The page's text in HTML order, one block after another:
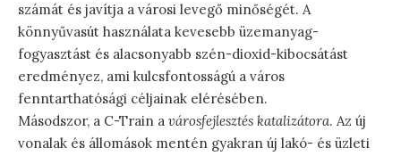
számát és javítja a városi levegő minőségét. A
könnyűvasút használata kevesebb üzemanyag-
fogyasztást és alacsonyabb szén-dioxid-kibocsátást
eredményez, ami kulcsfontosságú a város
fenntarthatósági céljainak elérésében.
Másodszor, a C-Train a városfejlesztés katalizátora. Az új
vonalak és állomások mentén gyakran új lakó- és üzleti